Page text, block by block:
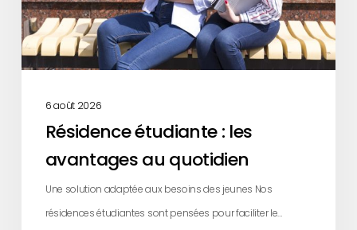
quotidien
6 août 2026
Résidence étudiante : les
avantages au quotidien
Une solution adaptée aux besoins des jeunes Nos
résidences étudiantes sont pensées pour faciliter le…